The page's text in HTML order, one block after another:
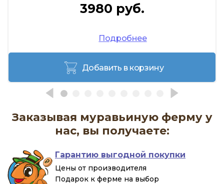
3980 руб.
Подробнее
Добавить в корзину
Заказывая муравьиную ферму у
нас, вы получаете:
Гарантию выгодной покупки
Цены от производителя
Подарок к ферме на выбор